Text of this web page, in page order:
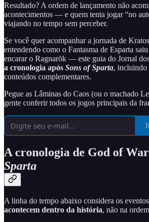
Resultado? A ordem de lançamento não
acontecimentos — e quem tenta jogar “no
viajando no tempo sem perceber.
Se você quer acompanhar a jornada de
entendendo como o Fantasma de Esparta
encarar o Ragnarök — este guia do Jornal
a cronologia após Sons of Sparta, incluindo
conteúdos complementares.
Pegue as Lâminas do Caos (ou o machado
gente conferir todos os jogos principais da
A cronologia de God of
Sparta
A linha do tempo abaixo considera os eventos
acontecem dentro da história, não na